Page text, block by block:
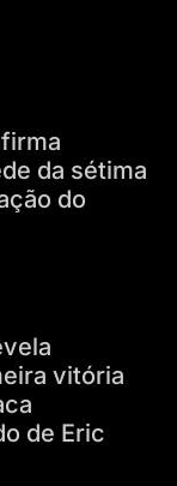
da sétima
do
vitória
de Eric